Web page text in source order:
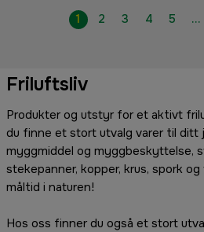
1
2 3 4 5 …
Friluftsliv
Produkter og utstyr for et aktivt
du finne et stort utvalg varer til ditt
myggmiddel og myggbeskyttelse,
stekepanner, kopper, krus, spork
måltid i naturen!
Hos oss finner du også et stort